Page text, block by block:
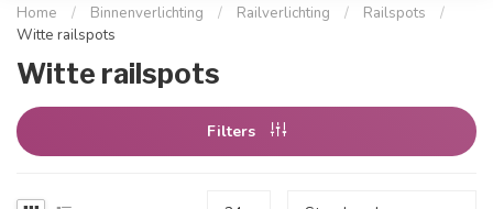
Home / Binnenverlichting / Railverlichting / Railspots
/
Witte railspots
Witte railspots
Filters